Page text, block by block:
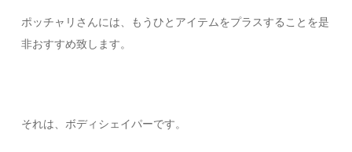
ポッチャリさんには、もうひとアイテムをプラスすることを是
非おすすめ致します。
それは、ボディシェイパーです。